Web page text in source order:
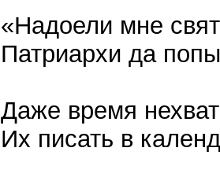
«Надоели мне
Патриархи да
Даже время
Их писать в